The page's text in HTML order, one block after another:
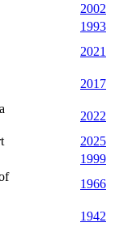
2002
1993
2021
2017
2022
2025
1999
1966
1942